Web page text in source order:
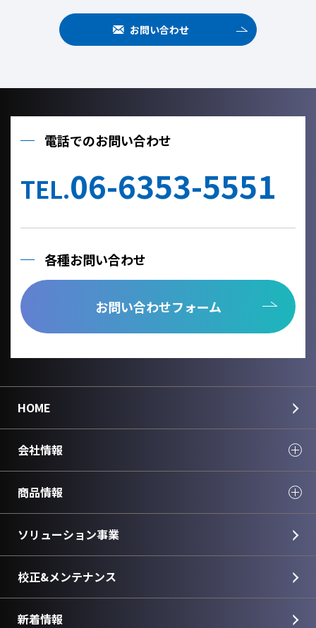
お問い合わせ
電話でのお問い合わせ
TEL.06-6353-5551
各種お問い合わせ
お問い合わせフォーム
HOME
会社情報
商品情報
ソリューション事業
校正&メンテナンス
新着情報